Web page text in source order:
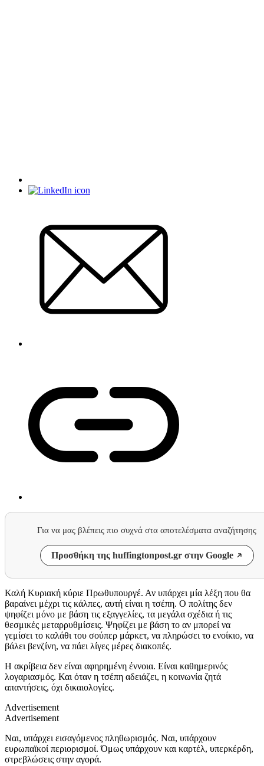
Για να μας βλέπεις πιο συχνά στα αποτελέσματα αναζήτησης
Προσθήκη της huffingtonpost.gr στην Google
Καλή Κυριακή κύριε Πρωθυπουργέ. Αν υπάρχει μία λέξη που θα
βαραίνει μέχρι τις κάλπες, αυτή είναι η τσέπη. Ο πολίτης δεν
ψηφίζει μόνο με βάση τις εξαγγελίες, τα μεγάλα σχέδια ή τις
θεσμικές μεταρρυθμίσεις. Ψηφίζει με βάση το αν μπορεί να
γεμίσει το καλάθι του σούπερ μάρκετ, να πληρώσει το ενοίκιο, να
βάλει βενζίνη, να πάει λίγες μέρες διακοπές.
Η ακρίβεια δεν είναι αφηρημένη έννοια. Είναι καθημερινός
λογαριασμός. Και όταν η τσέπη αδειάζει, η κοινωνία ζητά
απαντήσεις, όχι δικαιολογίες.
Advertisement
Advertisement
Ναι, υπάρχει εισαγόμενος πληθωρισμός. Ναι, υπάρχουν
ευρωπαϊκοί περιορισμοί. Όμως υπάρχουν και καρτέλ, υπερκέρδη,
στρεβλώσεις στην αγορά.